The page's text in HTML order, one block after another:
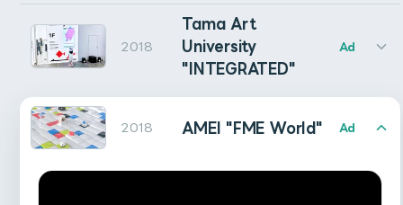
Layer X, skipped. (E11) … レイヤーXはautoRectを作
成できないレイヤーです。（例: 音声レイヤー、カメラレイ
Layer X, skipped. (E12) … レイヤーXはautoRectでは
ないので、Freezeボタンは使えません。
Layer X, skipped. (E13) … レイヤーXはautoRectでは
まもレール サービスWebサイト : https://mamorail.jp/
Client : East Japan Railway Company (JR East),
Advertising Agency : JR East Marketing &
Movie Director : Keisuke Sato (Taki Corporation)
Movie Producer : Mamoru Tsujimoto (Taki
Copywriter･Planner : Kenta Hayashi (Taki
Designer : Haruka Morikawa (Taki Corporation)
Advertising Agency : Loftwork Inc.
Producer : Kenjiro Matsuoka(NANAME Inc.)
Director : Yusuke Miyairi(NANAME Inc.)
Designer : Yuma Hayashi(NANAME Inc.)
Motion Grapher : Kazuhiro Hata(NANAME Inc.) ,
OMRON LINK-SYNCの映像を制作いたしました。
Advertising Agency : 1-10, inc.
Producer : Taiga Watanabe (NANAME.INC)
Director : Tomoya Eguchi(Cumuloworks)
株式会社ナナメにて、docomo×Perfume『FUTURE-
2018
Tama Art
University
"INTEGRATED"
Ad
2018 AMEI "FME World" Ad